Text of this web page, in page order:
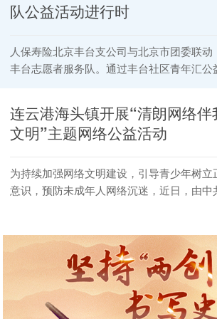
队公益活动进行时
人保寿险北京丰台支公司与北京市团委联
丰台志愿者服务队。通过丰台社区青年汇公
连云港海头镇开展“清朗网络
文明”主题网络公益活动
为持续加强网络文明建设，引导青少年树
意识，预防未成年人网络沉迷，近日，由中